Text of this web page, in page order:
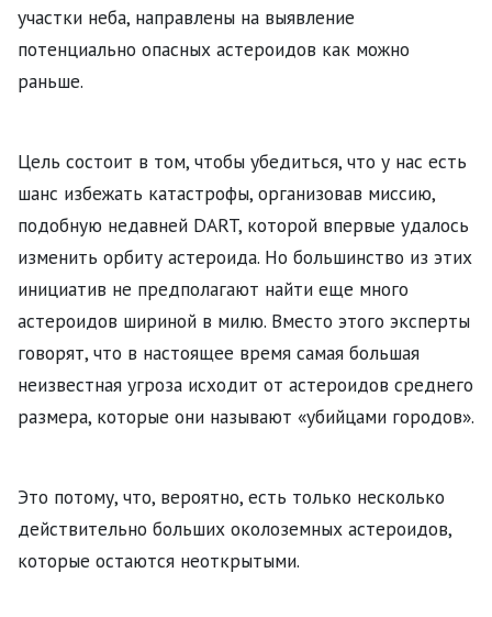
участки неба, направлены на выявление
потенциально опасных астероидов как можно
раньше.
Цель состоит в том, чтобы убедиться, что у нас есть
шанс избежать катастрофы, организовав миссию,
подобную недавней DART, которой впервые удалось
изменить орбиту астероида. Но большинство из этих
инициатив не предполагают найти еще много
астероидов шириной в милю. Вместо этого эксперты
говорят, что в настоящее время самая большая
неизвестная угроза исходит от астероидов среднего
размера, которые они называют «убийцами городов».
Это потому, что, вероятно, есть только несколько
действительно больших околоземных астероидов,
которые остаются неоткрытыми.